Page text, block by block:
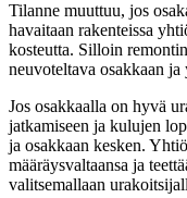
Tilanne muuttuu, jos
havaitaan rakenteissa
kosteutta. Silloin
neuvoteltava osakkaan ja
Jos osakkaalla on hyvä
jatkamiseen ja kulujen
ja osakkaan kesken.
määräysvaltaansa ja
valitsemallaan